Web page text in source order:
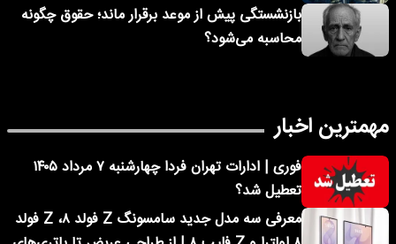
بازنشستگی پیش از موعد برقرار ماند؛ حقوق چگونه
محاسبه می‌شود؟
مهمترین اخبار
فوری | ادارات تهران فردا چهارشنبه ۷ مرداد ۱۴۰۵
تعطیل شد؟
معرفی سه مدل جدید سامسونگ Z فولد ۸، Z فولد